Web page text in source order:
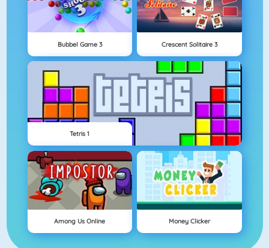
Bubbel Game 3 Crescent Solitaire 3
Tetris 1
Among Us Online Money Clicker